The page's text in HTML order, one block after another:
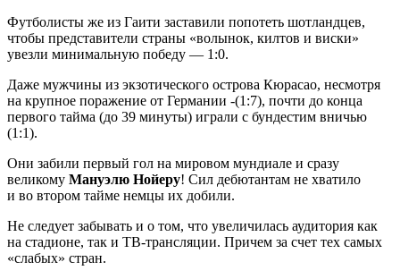
Футболисты же из Гаити заставили попотеть шотландцев,
чтобы представители страны «волынок, килтов и виски»
увезли минимальную победу — 1:0.
Даже мужчины из экзотического острова Кюрасао, несмотря
на крупное поражение от Германии -(1:7), почти до конца
первого тайма (до 39 минуты) играли с бундестим вничью
(1:1).
Они забили первый гол на мировом мундиале и сразу
великому Мануэлю Нойеру! Сил дебютантам не хватило
и во втором тайме немцы их добили.
Не следует забывать и о том, что увеличилась аудитория как
на стадионе, так и ТВ-трансляции. Причем за счет тех самых
«слабых» стран.